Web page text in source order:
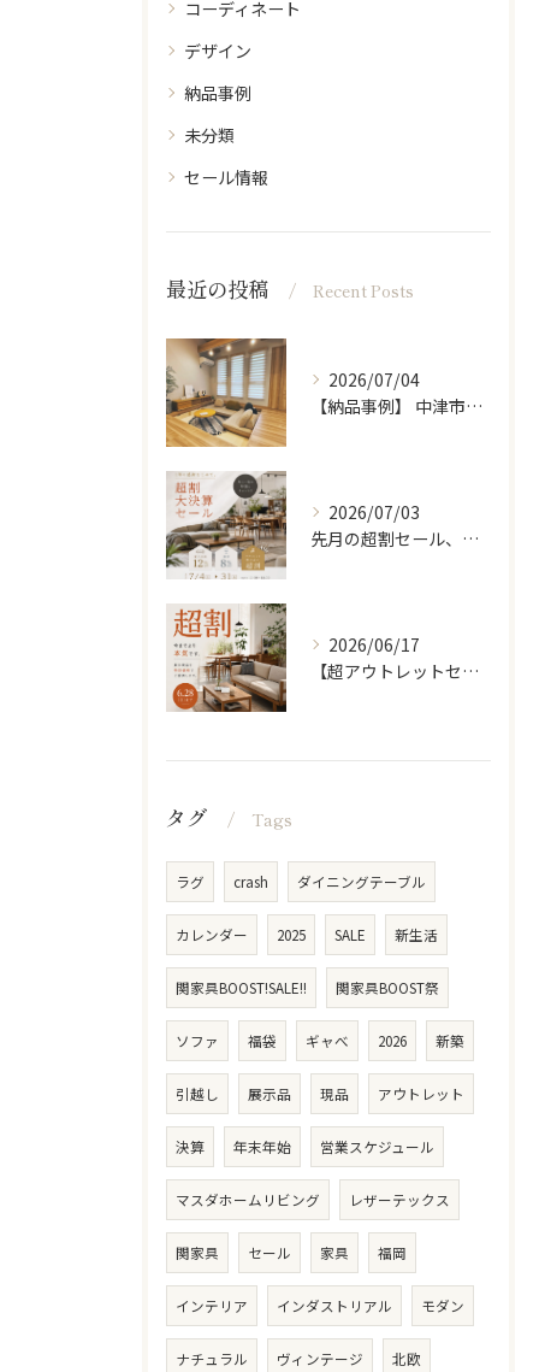
コーディネート
デザイン
納品事例
未分類
セール情報
最近の投稿 Recent Posts
2026/07/04
【納品事例】 中津市の新築に家具・雑貨一式をコーディネートさ...
2026/07/03
先月の超割セール、たくさんの方に来ていただきありがとうござい...
2026/06/17
【超アウトレットセール】 「超割」
タグ Tags
ラグ crash ダイニングテーブル
カレンダー 2025 SALE 新生活
関家具BOOST!SALE!! 関家具BOOST祭
ソファ 福袋 ギャべ 2026 新築
引越し 展示品 現品 アウトレット
決算 年末年始 営業スケジュール
マスダホームリビング レザーテックス
関家具 セール 家具 福岡
インテリア インダストリアル モダン
ナチュラル ヴィンテージ 北欧